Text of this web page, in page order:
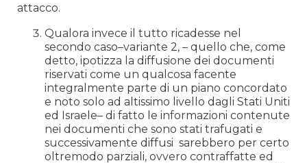
attacco.
Qualora invece il tutto ricadesse nel
secondo caso–variante 2, – quello che, come
detto, ipotizza la diffusione dei documenti
riservati come un qualcosa facente
integralmente parte di un piano concordato
e noto solo ad altissimo livello dagli Stati Uniti
ed Israele– di fatto le informazioni contenute
nei documenti che sono stati trafugati e
successivamente diffusi sarebbero per certo
oltremodo parziali, ovvero contraffatte ed